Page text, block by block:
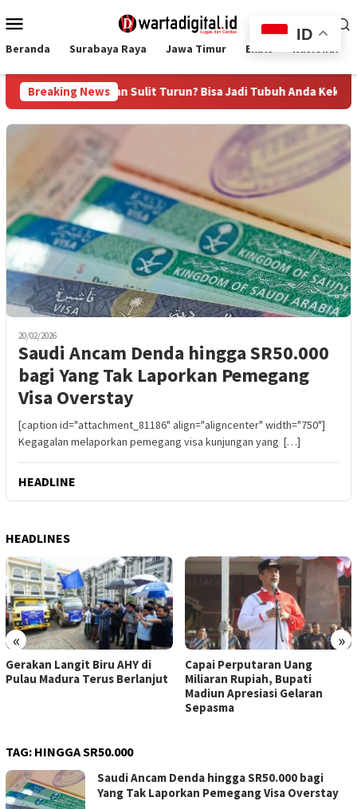
ke
Mobile
Beranda Surabaya Raya Jawa Timur Ekbis Nasional
Breaking News
Badan Sulit Turun? Bisa Jadi Tubuh Anda Kekurangan Serat
20/02/2026
Saudi Ancam Denda hingga SR50.000
bagi Yang Tak Laporkan Pemegang
Visa Overstay
[caption id="attachment_81186" align="aligncenter" width="750"]
Kegagalan melaporkan pemegang visa kunjungan yang […]
HEADLINE
HEADLINES
« »
Gerakan Langit Biru AHY di
Pulau Madura Terus Berlanjut
Capai Perputaran Uang
Miliaran Rupiah, Bupati
Madiun Apresiasi Gelaran
Sepasma
TAG: HINGGA SR50.000
Saudi Ancam Denda hingga SR50.000 bagi
Yang Tak Laporkan Pemegang Visa Overstay
ID